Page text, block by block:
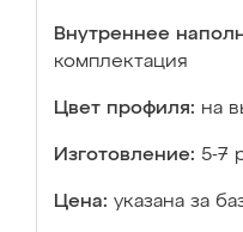
Внутреннее
комплектация
Цвет профиля: на
Изготовление: 5-7
Цена: указана за